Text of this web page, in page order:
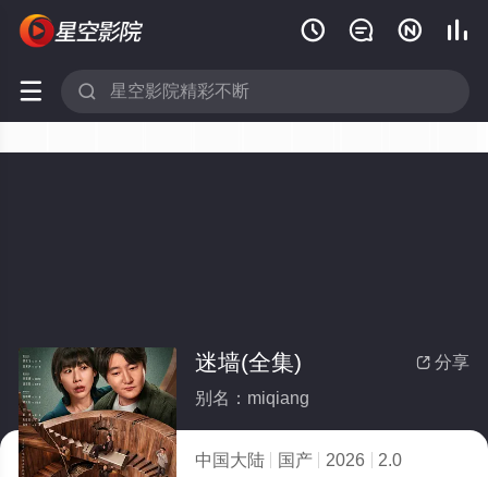
   
 
 分享
迷墙(全集)
别名：miqiang
中国大陆 国产 2026
2.0